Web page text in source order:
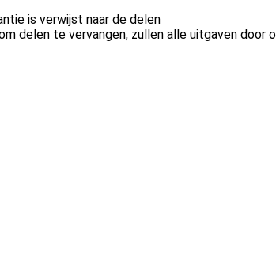
is verwijst naar de delen
delen te vervangen, zullen alle uitgaven door